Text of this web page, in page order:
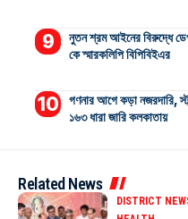
নুতন শ্রম আইনের বিরুদ্ধে
কে স্মারকলিপি বিপিবিইএর
গণনার আগে কড়া নজরদারি,
১৬৩ ধারা জারি কলকাতায়
Related News
DISTRICT